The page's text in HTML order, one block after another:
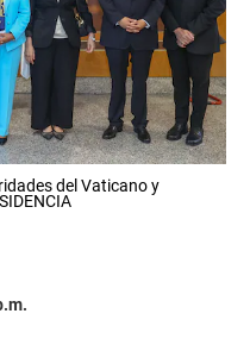
del Vaticano y